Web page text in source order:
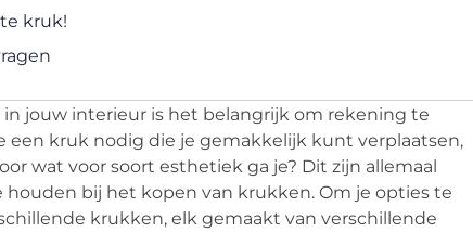
kruk!
jouw interieur is het belangrijk om rekening te
een kruk nodig die je gemakkelijk kunt verplaatsen,
wat voor soort esthetiek ga je? Dit zijn allemaal
bij het kopen van krukken. Om je opties te
krukken, elk gemaakt van verschillende